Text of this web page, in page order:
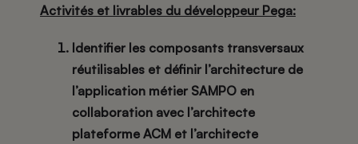
Activités et livrables du développeur Pega:
Identifier les composants transversaux
réutilisables et définir l’architecture de
l’application métier SAMPO en
collaboration avec l’architecte
plateforme ACM et l’architecte